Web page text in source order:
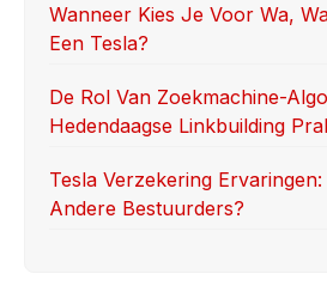
Wanneer Kies Je Voor Wa,
Een Tesla?
De Rol Van Zoekmachine-
Hedendaagse Linkbuilding
Tesla Verzekering
Andere Bestuurders?